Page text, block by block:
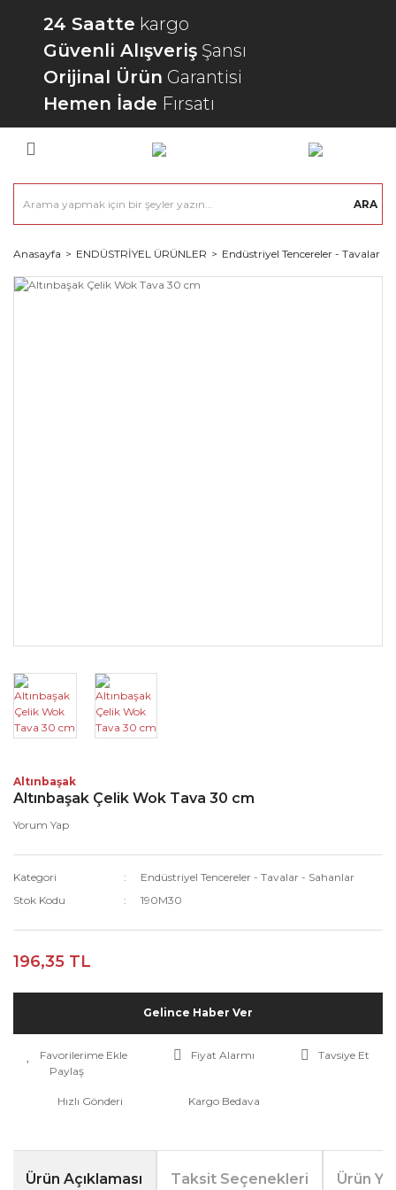
24 Saatte kargo
Güvenli Alışveriş Şansı
Orijinal Ürün Garantisi
Hemen İade Fırsatı
ARA
Anasayfa ENDÜSTRİYEL ÜRÜNLER Endüstriyel Tencereler - Tavalar -
Altınbaşak
Altınbaşak Çelik Wok Tava 30 cm
Yorum Yap
Kategori
Endüstriyel Tencereler - Tavalar - Sahanlar
Stok Kodu
190M30
196,35 TL
Gelince Haber Ver
Fiyat Alarmı
Tavsiye Et
Paylaş
Hızlı Gönderi Kargo Bedava
Ürün Açıklaması Taksit Seçenekleri Ürün